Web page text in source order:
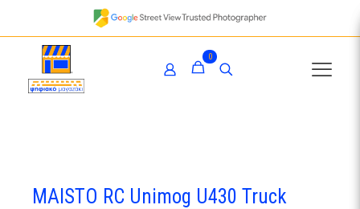
0
MAISTO RC Unimog U430 Truck